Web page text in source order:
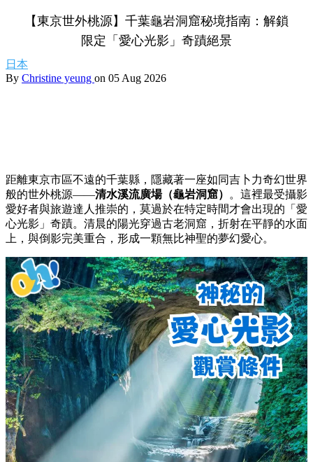
【東京世外桃源】千葉龜岩洞窟秘境指南：解鎖
限定「愛心光影」奇蹟絕景
日本
By Christine yeung on 05 Aug 2026
距離東京市區不遠的千葉縣，隱藏著一座如同吉卜力奇幻世界
般的世外桃源——清水溪流廣場（龜岩洞窟） 。這裡最受攝影
愛好者與旅遊達人推崇的，莫過於在特定時間才會出現的「愛
心光影」奇蹟。清晨的陽光穿過古老洞窟，折射在平靜的水面
上，與倒影完美重合，形成一顆無比神聖的夢幻愛心。